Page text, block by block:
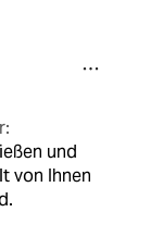
und
von Ihnen